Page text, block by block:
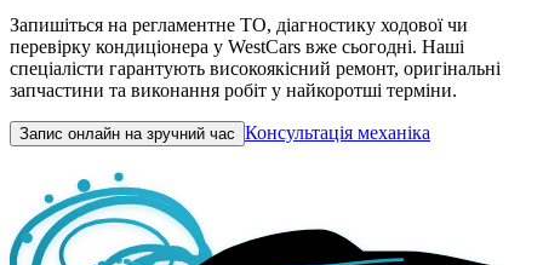
Запишіться на регламентне ТО, діагностику ходової чи
перевірку кондиціонера у WestCars вже сьогодні. Наші
спеціалісти гарантують високоякісний ремонт, оригінальні
запчастини та виконання робіт у найкоротші терміни.
Запис онлайн на зручний час Консультація механіка